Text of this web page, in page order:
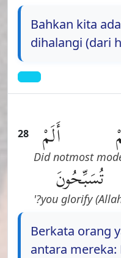
Bahkan kita
dihalangi (dari
28 أَلَمْ
Did not
تُسَبِّحُونَ
you glorify
Berkata orang
antara